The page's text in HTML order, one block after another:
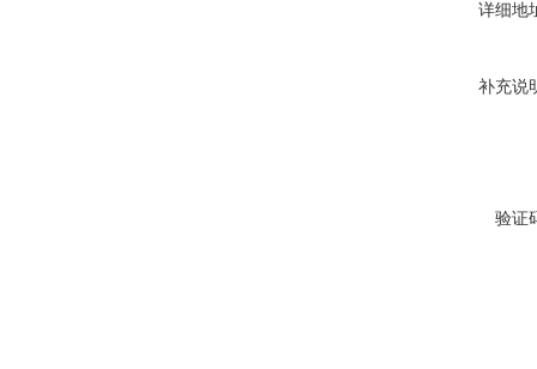
详细地
补充说
验证